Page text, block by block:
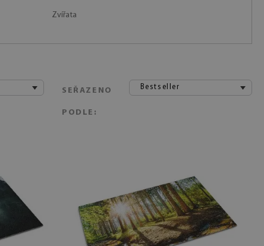
Zvířata
SEŘAZENO
PODLE:
Bestseller